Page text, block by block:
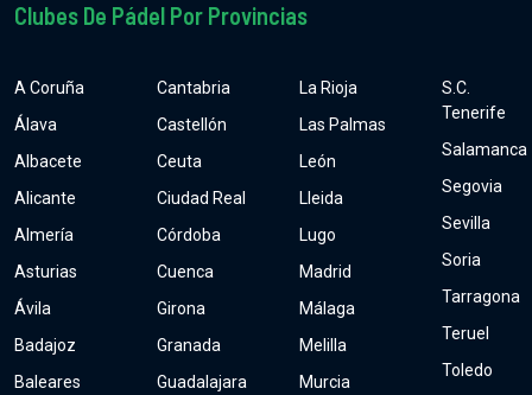
Clubes De Pádel Por Provincias
A Coruña
Álava
Albacete
Alicante
Almería
Asturias
Ávila
Badajoz
Baleares
Cantabria
Castellón
Ceuta
Ciudad Real
Córdoba
Cuenca
Girona
Granada
Guadalajara
La Rioja
Las Palmas
León
Lleida
Lugo
Madrid
Málaga
Melilla
Murcia
S.C.
Tenerife
Salamanca
Segovia
Sevilla
Soria
Tarragona
Teruel
Toledo